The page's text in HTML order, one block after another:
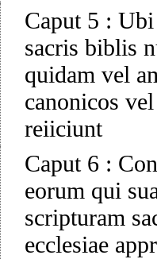
Caput 5 : Ubi
sacris biblis
quidam vel
canonicos
reiiciunt
Caput 6 :
eorum qui
scripturam
ecclesiae